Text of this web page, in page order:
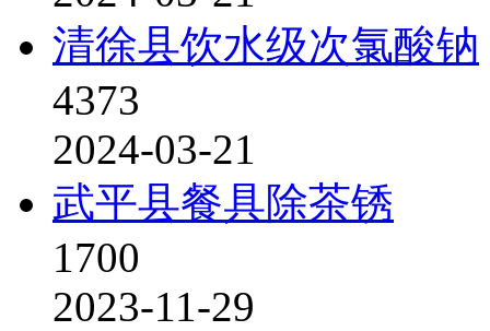
清徐县饮水级次氯酸钠
4373
2024-03-21
武平县餐具除茶锈
1700
2023-11-29